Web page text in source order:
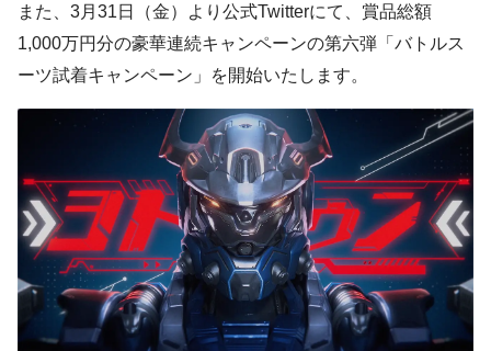
また、3月31日（金）より公式Twitterにて、賞品総額
1,000万円分の豪華連続キャンペーンの第六弾「バトルス
ーツ試着キャンペーン」を開始いたします。